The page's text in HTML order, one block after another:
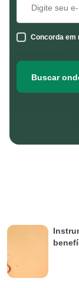
Concorda em
Buscar